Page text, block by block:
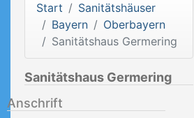
Start
Sanitätshäuser
Bayern
Oberbayern
Sanitätshaus Germering
Sanitätshaus Germering
Anschrift